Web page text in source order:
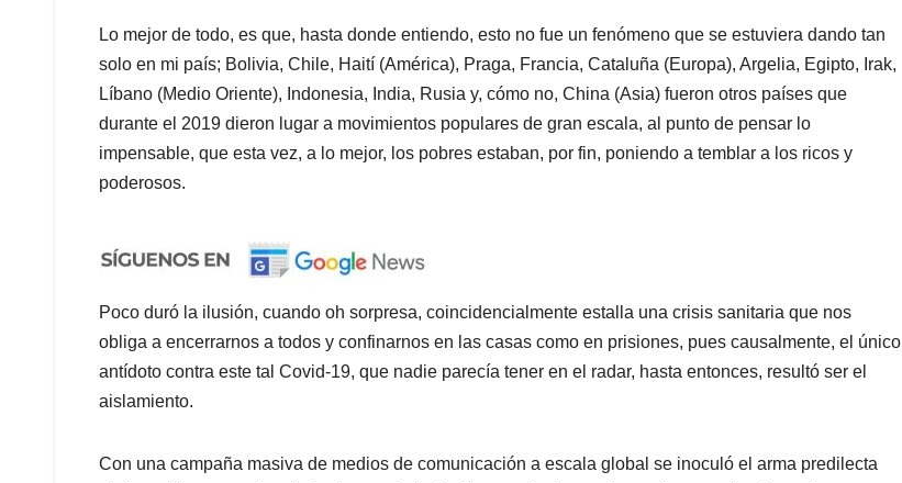
Lo mejor de todo, es que, hasta donde entiendo, esto no fue un fenómeno que se estuviera dando tan
solo en mi país; Bolivia, Chile, Haití (América), Praga, Francia, Cataluña (Europa), Argelia, Egipto, Irak,
Líbano (Medio Oriente), Indonesia, India, Rusia y, cómo no, China (Asia) fueron otros países que
durante el 2019 dieron lugar a movimientos populares de gran escala, al punto de pensar lo
impensable, que esta vez, a lo mejor, los pobres estaban, por fin, poniendo a temblar a los ricos y
poderosos.
Poco duró la ilusión, cuando oh sorpresa, coincidencialmente estalla una crisis sanitaria que nos
obliga a encerrarnos a todos y confinarnos en las casas como en prisiones, pues causalmente, el único
antídoto contra este tal Covid-19, que nadie parecía tener en el radar, hasta entonces, resultó ser el
aislamiento.
Con una campaña masiva de medios de comunicación a escala global se inoculó el arma predilecta